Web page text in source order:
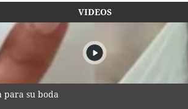
VIDEOS
para su boda